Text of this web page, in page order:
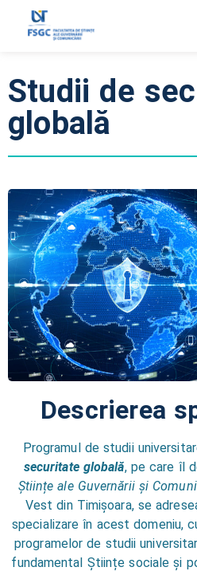
Studii de
globală
Descrierea
Programul de studii
securitate globală, pe care îl
Științe ale Guvernării și
Vest din Timișoara, se
specializare în acest domeniu,
programelor de studii
fundamental Științe sociale și